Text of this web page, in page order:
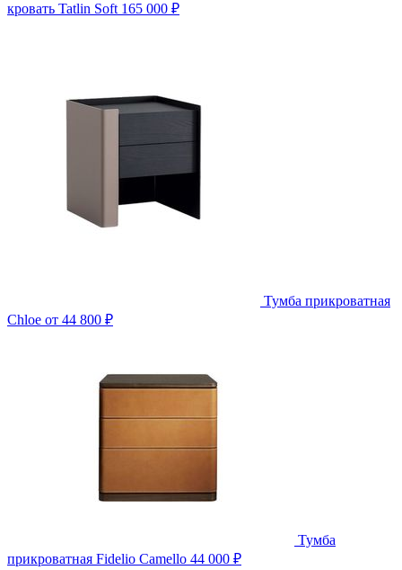
кровать Tatlin Soft 165 000 ₽
Тумба прикроватная
Chloe от 44 800 ₽
Тумба
прикроватная Fidelio Camello 44 000 ₽